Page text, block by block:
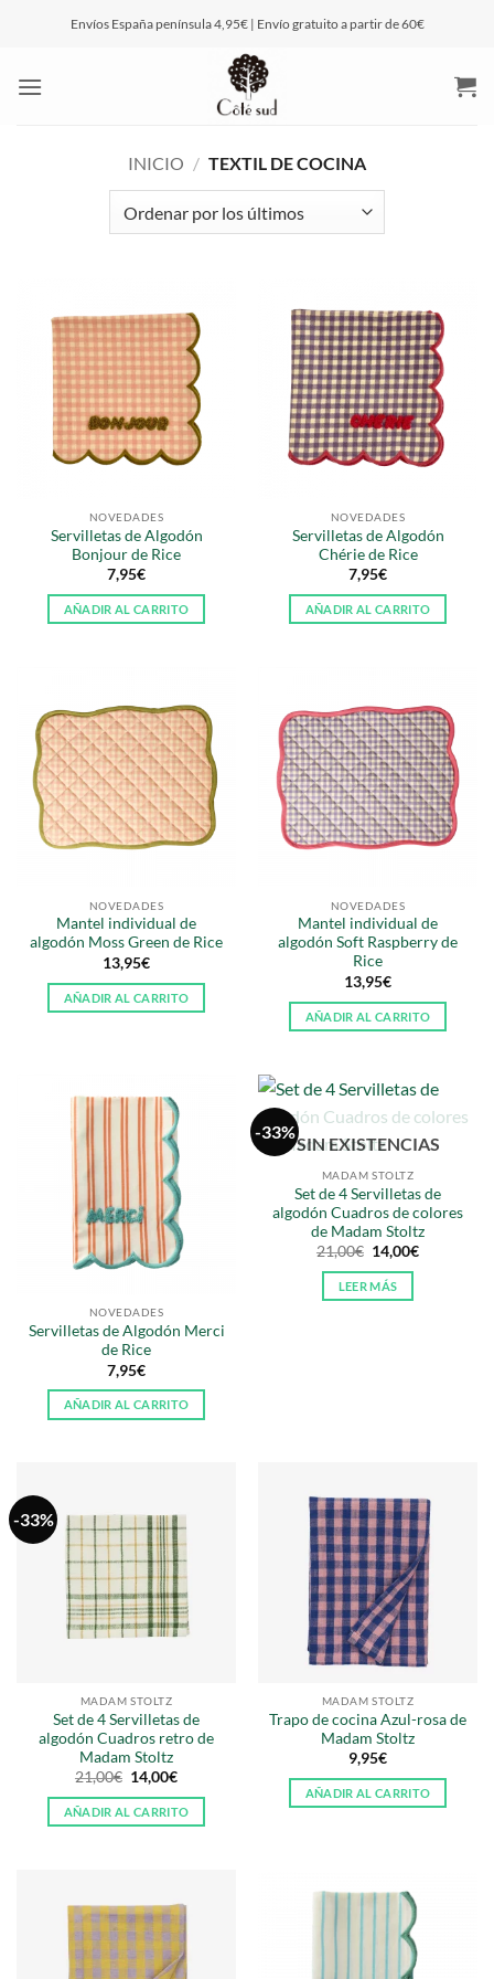
Envíos España península 4,95€ | Envío gratuito a partir de 60€
INICIO / TEXTIL DE COCINA
NOVEDADES
Servilletas de Algodón
Bonjour de Rice
7,95€
AÑADIR AL CARRITO
NOVEDADES
Servilletas de Algodón
Chérie de Rice
7,95€
AÑADIR AL CARRITO
NOVEDADES
Mantel individual de
algodón Moss Green de Rice
13,95€
AÑADIR AL CARRITO
NOVEDADES
Mantel individual de
algodón Soft Raspberry de
Rice
13,95€
AÑADIR AL CARRITO
NOVEDADES
Servilletas de Algodón Merci
de Rice
7,95€
AÑADIR AL CARRITO
-33%
SIN EXISTENCIAS
MADAM STOLTZ
Set de 4 Servilletas de
algodón Cuadros de colores
de Madam Stoltz
21,00€ El
precio
original
era:
14,00€El
LEER MÁS
-33%
MADAM STOLTZ
Set de 4 Servilletas de
algodón Cuadros retro de
Madam Stoltz
21,00€ El
precio
original
era:
14,00€El
actual
es:
AÑADIR AL CARRITO
MADAM STOLTZ
Trapo de cocina Azul-rosa de
Madam Stoltz
9,95€
AÑADIR AL CARRITO